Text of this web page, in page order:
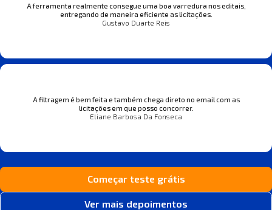
A ferramenta realmente consegue uma boa varredura nos editais,
entregando de maneira eficiente as licitações.
Gustavo Duarte Reis
A filtragem é bem feita e também chega direto no email com as
licitações em que posso concorrer.
Eliane Barbosa Da Fonseca
Começar teste grátis
Ver mais depoimentos